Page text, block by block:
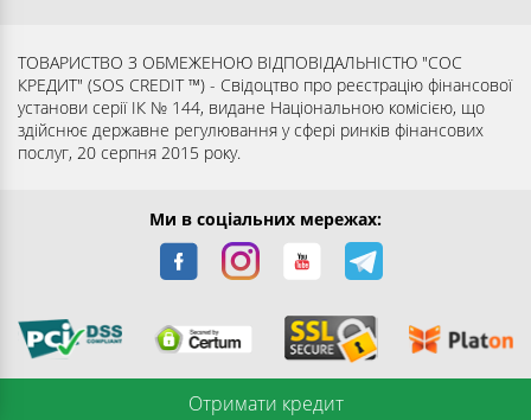
Повернути кредит
Запитання та відповіді
Партнерам
Розкриття інформації
Контакти
Згода суб’єкта на обробку
ТОВАРИСТВО З ОБМЕЖЕНОЮ ВІДПОВІДАЛЬНІСТЮ "СОС
КРЕДИТ" (SOS CREDIT ™) - Свідоцтво про реєстрацію фінансової
установи серії ІК № 144, видане Національною комісією, що
здійснює державне регулювання у сфері ринків фінансових
послуг, 20 серпня 2015 року.
© 2016-2026 ТОВ "СОС КРЕДИТ". Усі права захищені.
Ми в соціальних мережах:
Отримати кредит